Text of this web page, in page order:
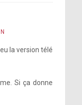
la version télé
Si ça donne